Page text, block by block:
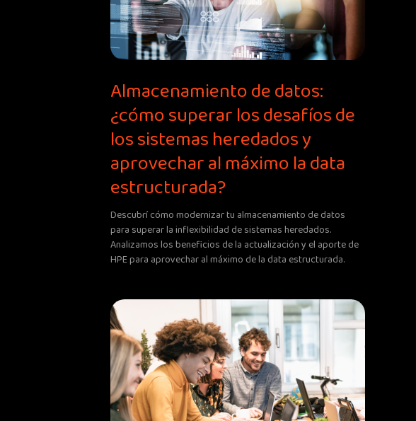
Almacenamiento de datos:
¿cómo superar los desafíos de
los sistemas heredados y
aprovechar al máximo la data
estructurada?
Descubrí cómo modernizar tu almacenamiento de datos
para superar la inflexibilidad de sistemas heredados.
Analizamos los beneficios de la actualización y el aporte de
HPE para aprovechar al máximo de la data estructurada.